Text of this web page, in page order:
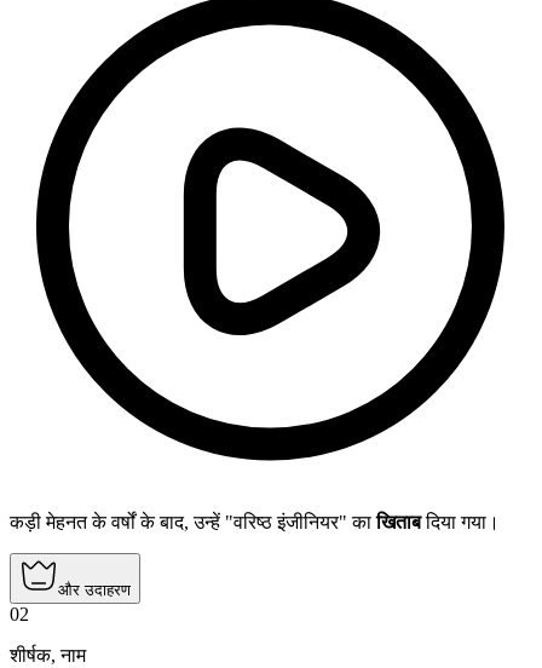
कड़ी मेहनत के वर्षों के बाद, उन्हें "वरिष्ठ इंजीनियर" काखिताबदिया गया।
और उदाहरण
02
शीर्षक,नाम